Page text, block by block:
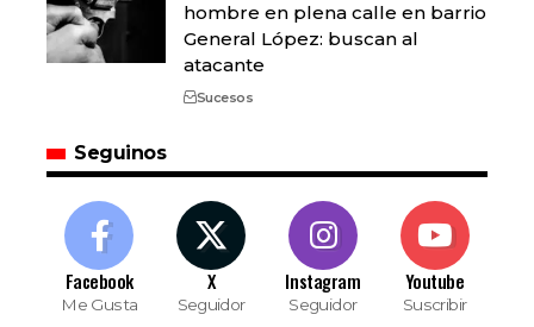
hombre en plena calle en barrio
General López: buscan al
atacante
Sucesos
Seguinos
Facebook
Me Gusta
X
Seguidor
Instagram
Seguidor
Youtube
Suscribir